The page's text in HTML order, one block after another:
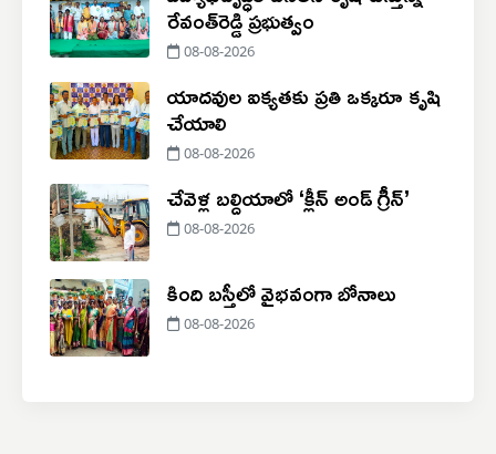
రేవంత్‌రెడ్డి ప్రభుత్వం
08-08-2026
యాదవుల ఐక్యతకు ప్రతి ఒక్కరూ కృషి
చేయాలి
08-08-2026
చేవెళ్ల బల్దియాలో ‘క్లీన్ అండ్ గ్రీన్’
08-08-2026
కింది బస్తీలో వైభవంగా బోనాలు
08-08-2026